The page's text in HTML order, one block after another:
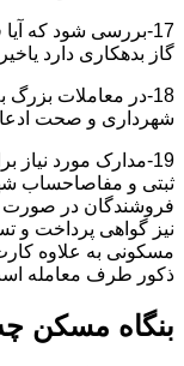
17-بررسی شود که
گاز بدهکاری دارد
18-در معاملات
شهرداری و صحت
19-مدارک مورد نیاز
ثبتی و مفاصاحساب
فروشندگان در صورت
نیز گواهی پرداخت و
مسکونی به علاوه
ذکور طرف معامله
بنگاه مسکن